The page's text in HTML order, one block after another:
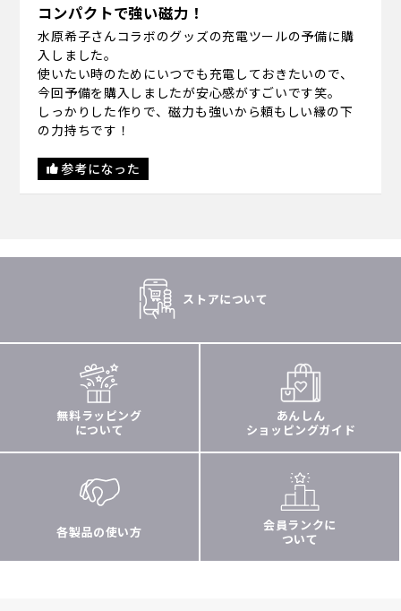
コンパクトで強い磁力！
水原希子さんコラボのグッズの充電ツールの予備に購
入しました。
使いたい時のためにいつでも充電しておきたいので、
今回予備を購入しましたが安心感がすごいです笑。
しっかりした作りで、磁力も強いから頼もしい縁の下
の力持ちです！
参考になった
ストアについて
無料ラッピング
について
あんしん
ショッピングガイド
各製品の使い方
会員ランクに
ついて